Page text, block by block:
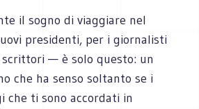
il sogno di viaggiare nel
presidenti, per i giornalisti
— è solo questo: un
che ha senso soltanto se i
che ti sono accordati in